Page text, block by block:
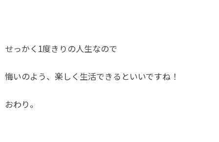
せっかく1度きりの人生なので
悔いのよう、楽しく生活できるといいですね！
おわり。